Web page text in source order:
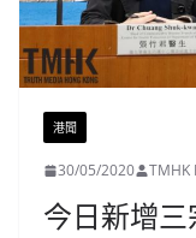
港聞
30/05/2020 TMHK
今日新增